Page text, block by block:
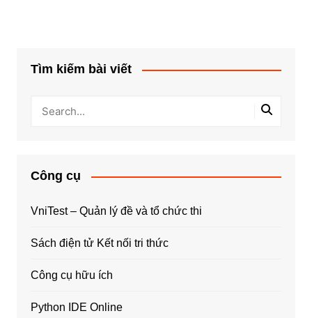
Tìm kiếm bài viết
Công cụ
VniTest – Quản lý đề và tổ chức thi
Sách điện tử Kết nối tri thức
Công cụ hữu ích
Python IDE Online